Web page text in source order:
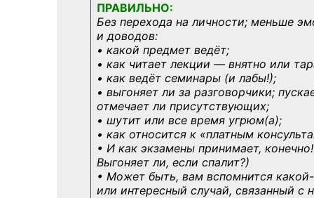
ПРАВИЛЬНО:
Без перехода на личности; меньше
и доводов:
• какой предмет ведёт;
• как читает лекции — внятно или
• как ведёт семинары (и лабы!);
• выгоняет ли за разговорчики;
отмечает ли присутствующих;
• шутит или все время угрюм(а);
• как относится к «платным
• И как экзамены принимает,
Выгоняет ли, если спалит?)
• Может быть, вам вспомнится
или интересный случай, связанный с